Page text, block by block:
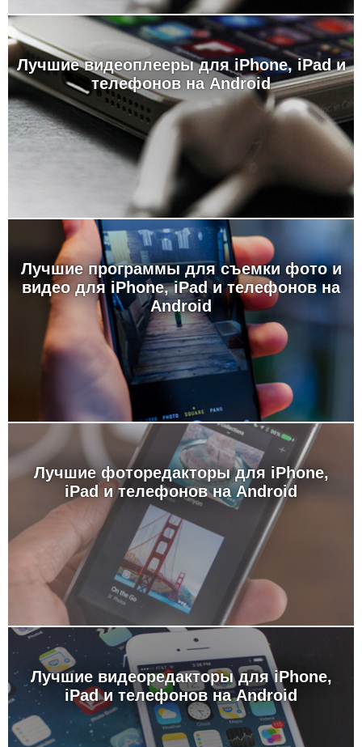
Лучшие видеоплееры для iPhone, iPad и
телефонов на Android
Лучшие программы для съемки фото и
видео для iPhone, iPad и телефонов на
Android
Лучшие фоторедакторы для iPhone,
iPad и телефонов на Android
Лучшие видеоредакторы для iPhone,
iPad и телефонов на Android